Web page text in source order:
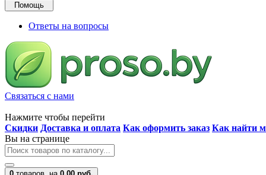
Помощь
Ответы на вопросы
Связаться с нами
Нажмите чтобы перейти
Скидки Доставка и оплата Как оформить заказ Как найти
Вы на странице